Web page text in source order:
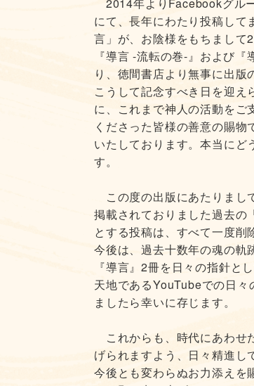
にて、長年にわたり投稿して
言」が、お陰様をもちまして
『導言 -流転の巻-』および
り、徳間書店より無事に出版
こうして記念すべき日を迎え
に、これまで神人の活動をご
くださった皆様の善意の賜
いたしております。本当にど
す。
この度の出版にあたりまし
掲載されておりました過去の
とする投稿は、すべて一度削
今後は、過去十数年の魂の軌
『導言』2冊を日々の指針と
天地であるYouTubeでの日
ましたら幸いに存じます。
これからも、時代にあわせ
げられますよう、日々精進し
今後とも変わらぬお力添えを